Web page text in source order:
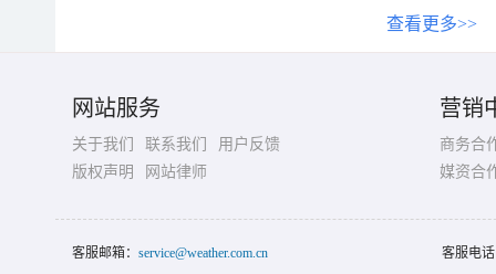
查看更多>>
网站服务
关于我们 联系我们
用户反馈
版权声明
网站律师
营销
商务合
媒资合
客服邮箱： service@weather.com.cn 客服电